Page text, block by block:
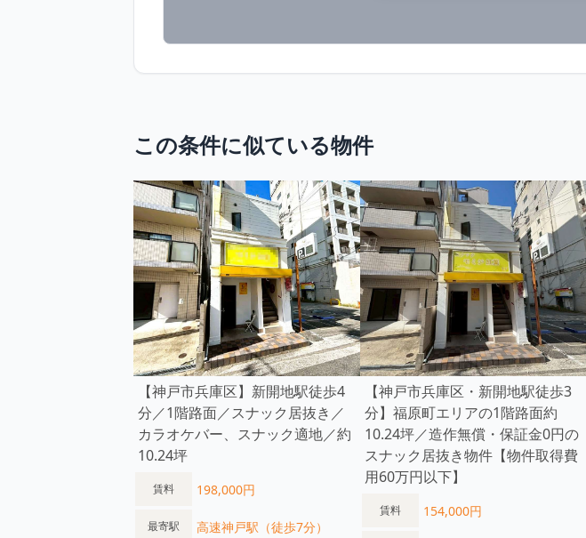
この条件に似ている物件
【神戸市兵庫区】新開地駅徒歩4
分／1階路面／スナック居抜き／
カラオケバー、スナック適地／約
10.24坪
賃料 198,000円
最寄駅 高速神戸駅（徒歩7分）
【神戸市兵庫区・新開地駅徒歩3
分】福原町エリアの1階路面約
10.24坪／造作無償・保証金0円の
スナック居抜き物件【物件取得費
用60万円以下】
賃料 154,000円